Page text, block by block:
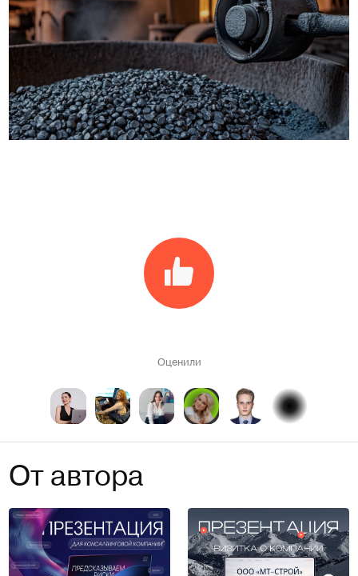
Оценили
От автора